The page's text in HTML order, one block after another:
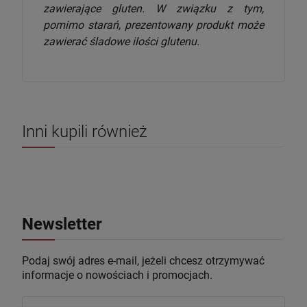
zawierające gluten. W związku z tym,
pomimo starań, prezentowany produkt może
zawierać śladowe ilości glutenu.
Inni kupili również
Newsletter
Podaj swój adres e-mail, jeżeli chcesz otrzymywać
informacje o nowościach i promocjach.